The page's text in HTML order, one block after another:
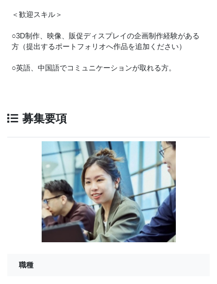
＜歓迎スキル＞
○3D制作、映像、販促ディスプレイの企画制作経験がある
方（提出するポートフォリオへ作品を追加ください）
○英語、中国語でコミュニケーションが取れる方。
募集要項
職種